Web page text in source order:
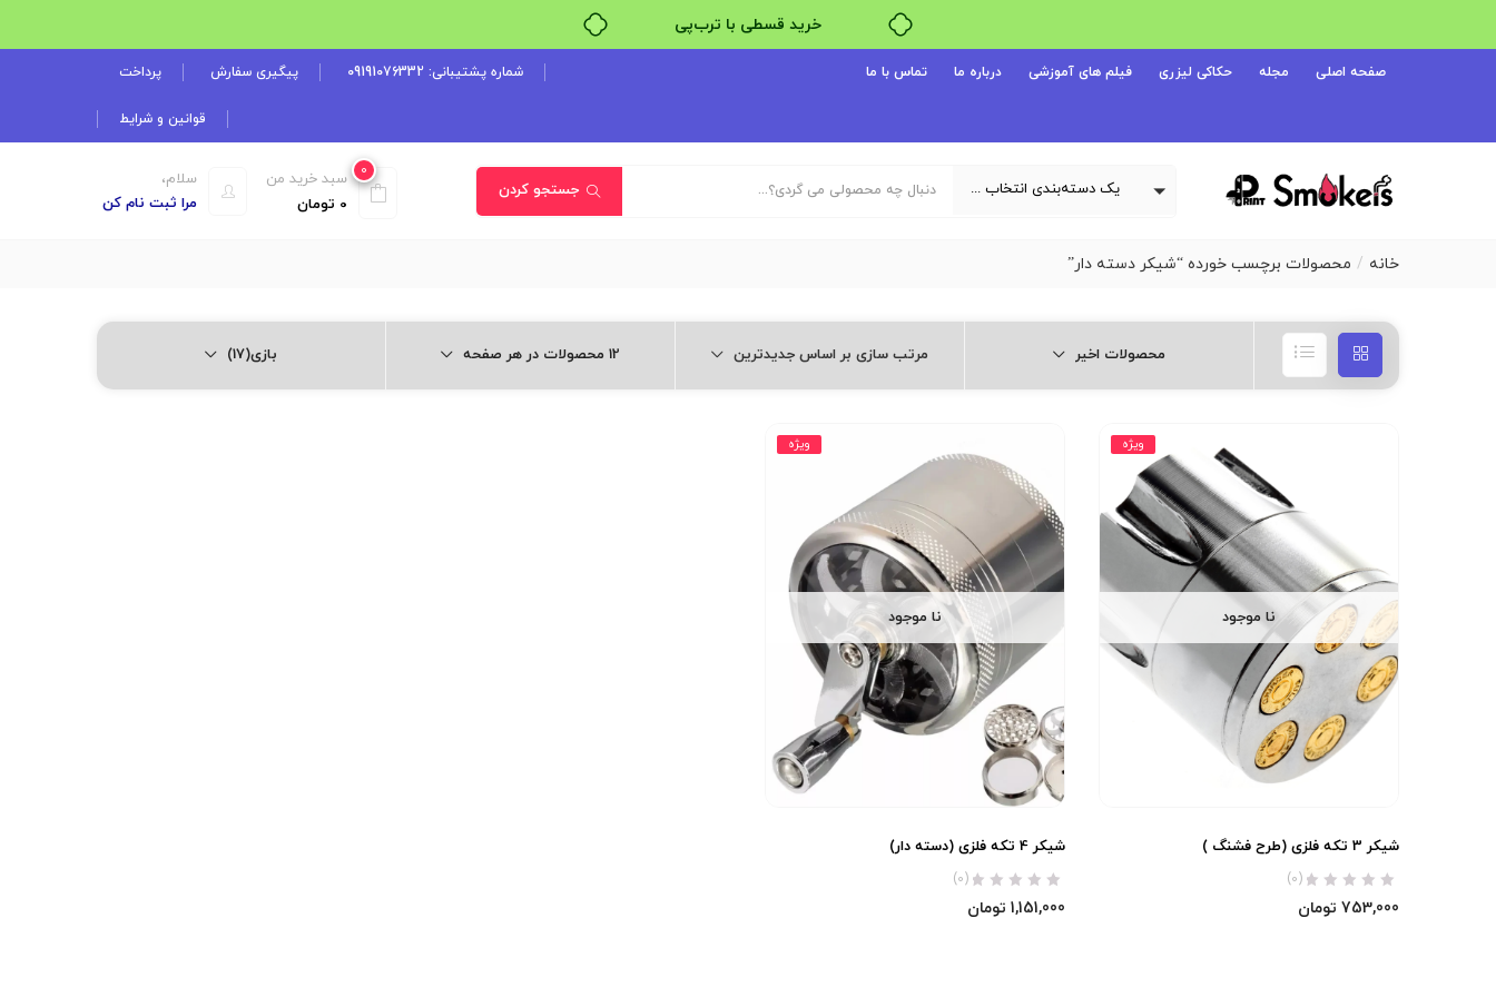
خرید قسطی با ترب‌پی
صفحه اصلی مجله حکاکی لیزری فیلم های آموزشی درباره ما تماس با ما شماره پشتیبانی: 09191076332 پیگیری سفارش پرداخت
قوانین و شرایط
یک دسته‌بندی انتخاب کنید جستجو کردن
سلام،
مرا ثبت نام کن
0
سبد خرید من
0 تومان
خانه محصولات برچسب خورده “شیکر دسته دار”
محصولات اخیر مرتب سازی بر اساس جدیدترین 12 محصولات در هر صفحه بازی(17)
ویژه
نا موجود
شیکر 3 تکه فلزی (طرح فشنگ )
(0)
753,000 تومان
ویژه
نا موجود
شیکر 4 تکه فلزی (دسته دار)
(0)
1,151,000 تومان